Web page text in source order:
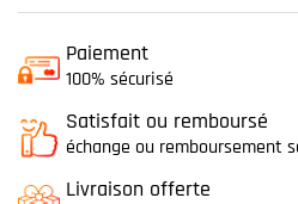
Paiement
100% sécurisé
Satisfait ou remboursé
échange ou remboursement
Livraison offerte